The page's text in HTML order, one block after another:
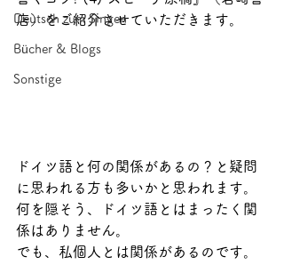
Deutsch zum Singen
Bücher & Blogs
Sonstige
店）をご紹介させていただきます。
ドイツ語と何の関係があるの？と疑問
に思われる方も多いかと思われます。
何を隠そう、ドイツ語とはまったく関
係はありません。
でも、私個人とは関係があるのです。